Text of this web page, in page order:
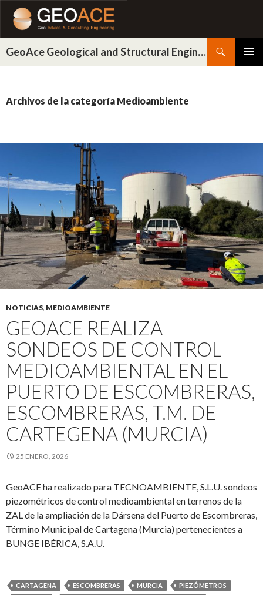
GeoAce Geological and Structural Engineering
Archivos de la categoría Medioambiente
NOTICIAS, MEDIOAMBIENTE
GEOACE REALIZA
SONDEOS DE CONTROL
MEDIOAMBIENTAL EN EL
PUERTO DE ESCOMBRERAS,
ESCOMBRERAS, T.M. DE
CARTEGENA (MURCIA)
25 ENERO, 2026
GeoACE ha realizado para TECNOAMBIENTE, S.L.U. sondeos
piezométricos de control medioambiental en terrenos de la
ZAL de la ampliación de la Dársena del Puerto de Escombreras,
Término Municipal de Cartagena (Murcia) pertenecientes a
BUNGE IBÉRICA, S.A.U.
CARTAGENA ESCOMBRERAS MURCIA
PIEZÓMETROS